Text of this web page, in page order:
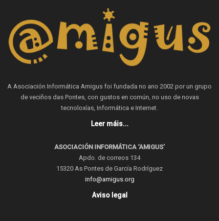
A Asociación Informática Amigus foi fundada no ano 2002 por un grupo
de veciños das Pontes, con gustos en común, no uso de novas
tecnoloxías, Informática e Internet.
Leer máis...
ASOCIACIÓN INFORMÁTICA ‘AMIGUS’
Apdo. de correos 134
15320 As Pontes de García Rodríguez
info@amigus.org
Aviso legal